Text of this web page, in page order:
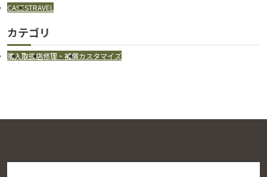
CASESTRAVEL
カテゴリ
購入取扱店修理・補償カスタマイズ